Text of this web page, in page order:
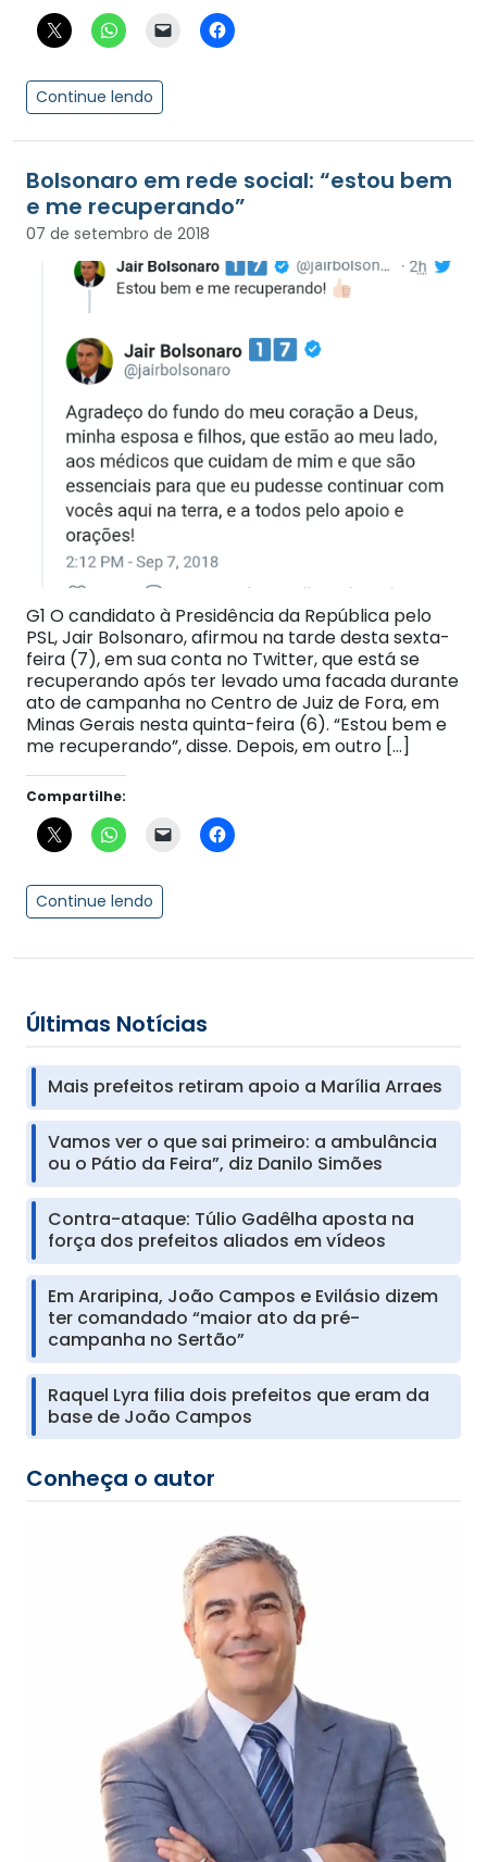
Continue lendo
Bolsonaro em rede social: “estou bem
e me recuperando”
07 de setembro de 2018
G1 O candidato à Presidência da República pelo
PSL, Jair Bolsonaro, afirmou na tarde desta sexta-
feira (7), em sua conta no Twitter, que está se
recuperando após ter levado uma facada durante
ato de campanha no Centro de Juiz de Fora, em
Minas Gerais nesta quinta-feira (6). “Estou bem e
me recuperando”, disse. Depois, em outro […]
Compartilhe:
Continue lendo
Últimas Notícias
Mais prefeitos retiram apoio a Marília Arraes
Vamos ver o que sai primeiro: a ambulância
ou o Pátio da Feira”, diz Danilo Simões
Contra-ataque: Túlio Gadêlha aposta na
força dos prefeitos aliados em vídeos
Em Araripina, João Campos e Evilásio dizem
ter comandado “maior ato da pré-
campanha no Sertão”
Raquel Lyra filia dois prefeitos que eram da
base de João Campos
Conheça o autor